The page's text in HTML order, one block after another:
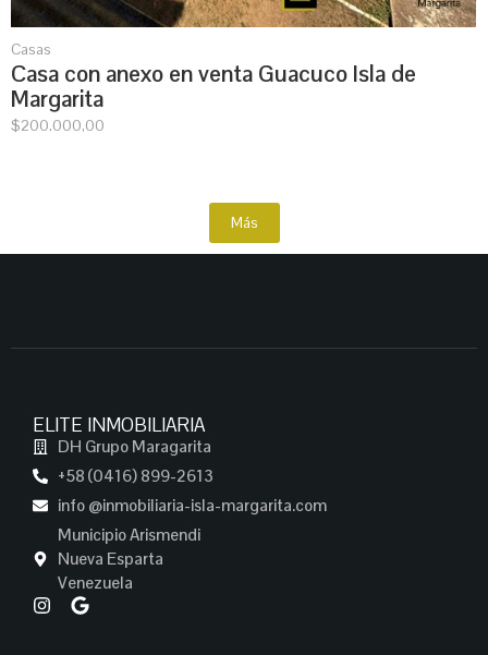
Casas
Casa con anexo en venta Guacuco Isla de
Margarita
$200.000,00
Más
ELITE INMOBILIARIA
DH Grupo Maragarita
+58 (0416) 899-2613
info @inmobiliaria-isla-margarita.com
Municipio Arismendi
Nueva Esparta
Venezuela